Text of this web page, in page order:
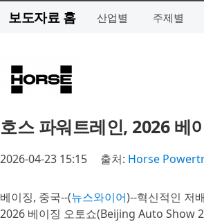
보도자료 홈 산업별 주제별
호스 파워트레인, 2026 베
2026-04-23 15:15 출처: Horse
베이징, 중국--(뉴스와이어)--혁신적인 저
2026 베이징 오토쇼(Beijing Auto Show